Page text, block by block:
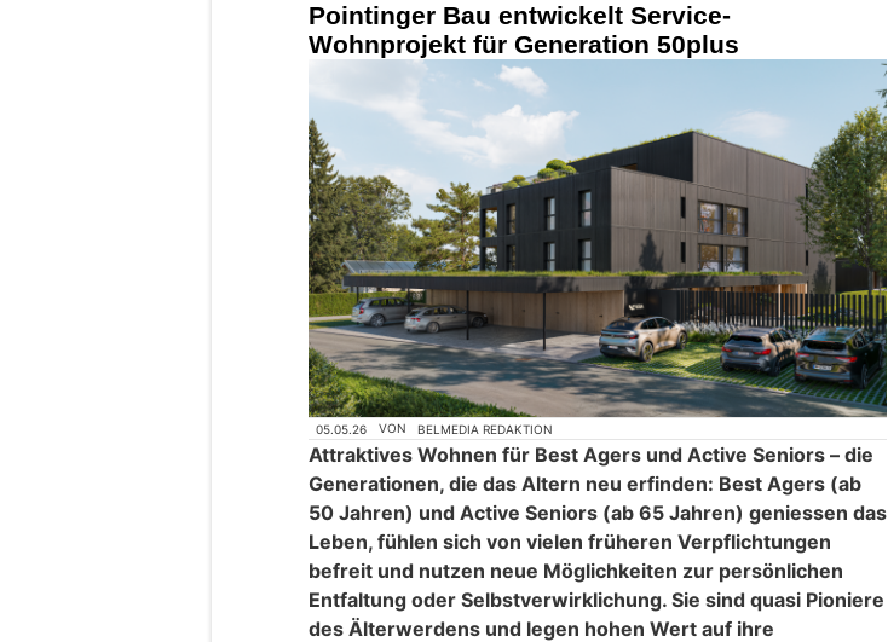
Pointinger Bau entwickelt Service-
Wohnprojekt für Generation 50plus
05.05.26 VON BELMEDIA REDAKTION
Attraktives Wohnen für Best Agers und Active Seniors – die
Generationen, die das Altern neu erfinden: Best Agers (ab
50 Jahren) und Active Seniors (ab 65 Jahren) geniessen das
Leben, fühlen sich von vielen früheren Verpflichtungen
befreit und nutzen neue Möglichkeiten zur persönlichen
Entfaltung oder Selbstverwirklichung. Sie sind quasi Pioniere
des Älterwerdens und legen hohen Wert auf ihre